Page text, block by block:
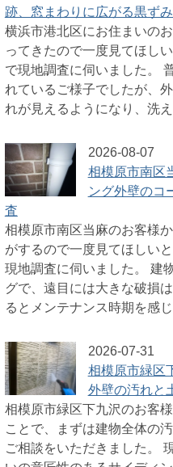
跡、窓まわりに広がる黒ず
横浜市港北区にお住まいの
ってきたので一度見てほし
で現地調査に伺いました。
れているご様子でしたが、
れが見えるようになり、洗
2026-08-07
相模原市南区
ング外壁のコ
査
相模原市南区当麻のお客様
がするので一度見てほしい
現地調査に伺いました。 建
グで、遠目には大きな破損
るとメンテナンス時期を感
2026-07-31
相模原市緑区
外壁の汚れと
相模原市緑区下九沢のお客
ことで、まずは建物全体の
ご相談をいただきました。